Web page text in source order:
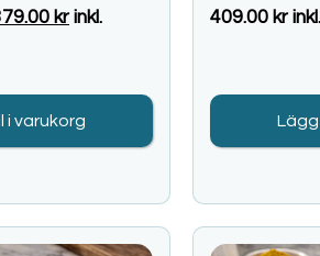
krinkl.
i varukorg
409.00 kr
Lägg